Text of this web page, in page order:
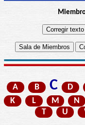
A B C D
K
L M N
T
U